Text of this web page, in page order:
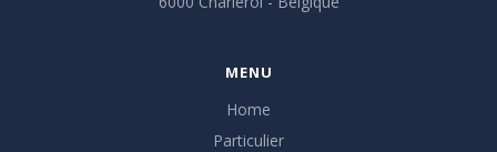
MENU
Home
Particulier